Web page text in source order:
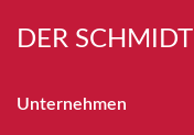
DER SCHMIDT
Unternehmen